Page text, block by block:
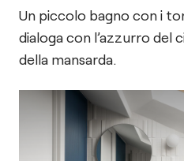
Un piccolo bagno con i
dialoga con l’azzurro del
della mansarda.